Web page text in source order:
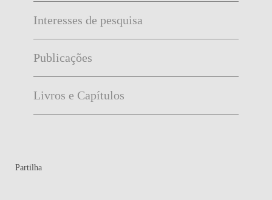
Interesses de pesquisa
Publicações
Livros e Capítulos
Partilha